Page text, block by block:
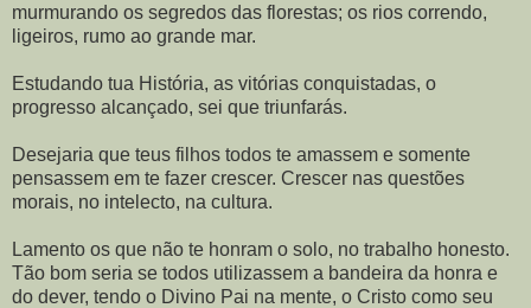
murmurando os segredos das florestas; os rios correndo,
ligeiros, rumo ao grande mar.
Estudando tua História, as vitórias conquistadas, o
progresso alcançado, sei que triunfarás.
Desejaria que teus filhos todos te amassem e somente
pensassem em te fazer crescer. Crescer nas questões
morais, no intelecto, na cultura.
Lamento os que não te honram o solo, no trabalho honesto.
Tão bom seria se todos utilizassem a bandeira da honra e
do dever, tendo o Divino Pai na mente, o Cristo como seu